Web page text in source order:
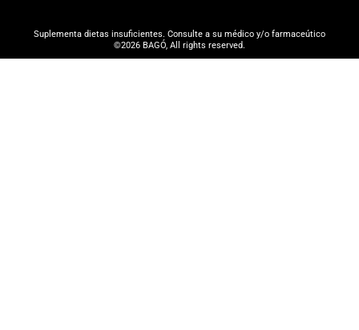
Suplementa dietas insuficientes. Consulte a su médico y/o farmaceútico
©2026 BAGÓ, All rights reserved.